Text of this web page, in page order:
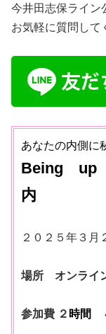
今井田志保ライン
お気軽に質問して
あなたの内側に
Being up
内
２０２５年３
場所 オンライ
参加費 ２ 時間